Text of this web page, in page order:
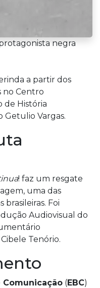
negra
a partir dos
no Centro
de História
Getulio Vargas.
! faz um resgate
uma das
brasileiras. Foi
Audiovisual do
Tenório.
Comunicação (EBC)